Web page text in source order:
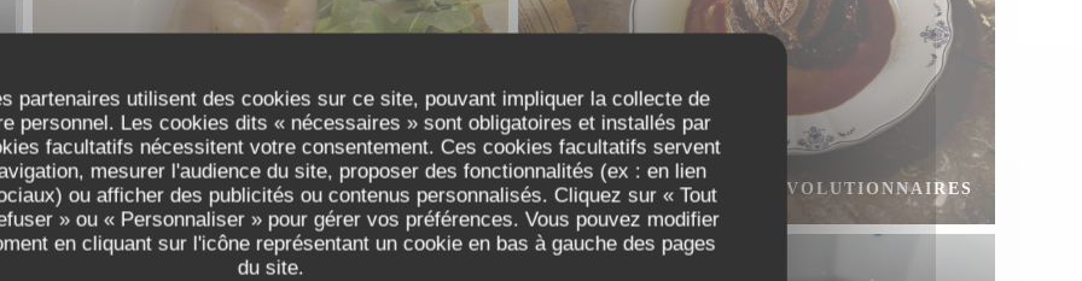
partenaires utilisent des cookies sur ce site, pouvant impliquer la collecte de
personnel. Les cookies dits « nécessaires » sont obligatoires et installés par
facultatifs nécessitent votre consentement. Ces cookies facultatifs servent
mesurer l'audience du site, proposer des fonctionnalités (ex : en lien
ou afficher des publicités ou contenus personnalisés. Cliquez sur « Tout
» ou « Personnaliser » pour gérer vos préférences. Vous pouvez modifier
en cliquant sur l'icône représentant un cookie en bas à gauche des pages
du site.
GNOCCHI À LA CRÈME DE CHAMPIGNONS
À LA TRUFFE D’ÉTÉ
FILET DE BŒUF DES RÉVOLUTIONNAIRES